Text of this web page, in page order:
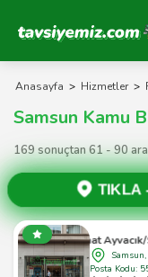
Tavsiyemiz Anasayfa
Anasayfa > Hizmetler >
Samsun Kamu
169 sonuçtan 61 - 90
TIKLA
Ziraat Ayvacık/
Posta Kodu: